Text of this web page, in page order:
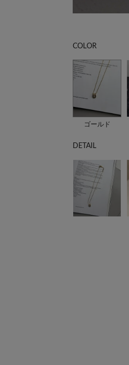
COLOR
ゴールド
DETAIL